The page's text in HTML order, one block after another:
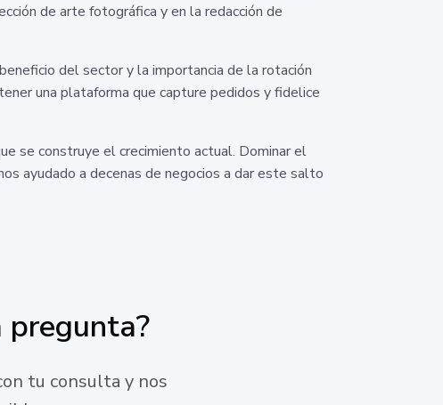
de arte fotográfica y en la redacción de
del sector y la importancia de la rotación
una plataforma que capture pedidos y fidelice
se construye el crecimiento actual. Dominar el
ayudado a decenas de negocios a dar este salto
pregunta?
tu consulta y nos